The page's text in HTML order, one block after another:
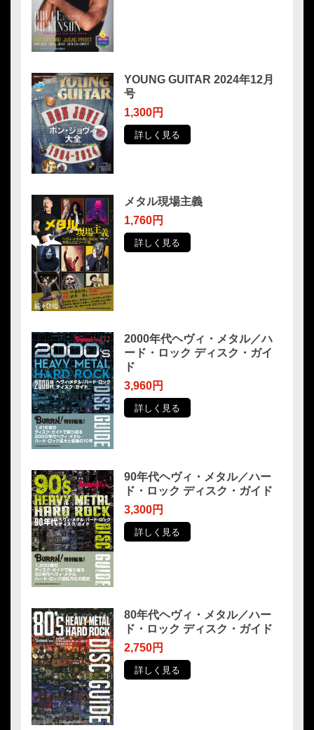
YOUNG GUITAR 2024年12月
号
1,300円
詳しく見る
メタル現場主義
1,760円
詳しく見る
2000年代ヘヴィ・メタル／ハ
ード・ロック ディスク・ガイ
ド
3,960円
詳しく見る
90年代ヘヴィ・メタル／ハー
ド・ロック ディスク・ガイド
3,300円
詳しく見る
80年代ヘヴィ・メタル／ハー
ド・ロック ディスク・ガイド
2,750円
詳しく見る